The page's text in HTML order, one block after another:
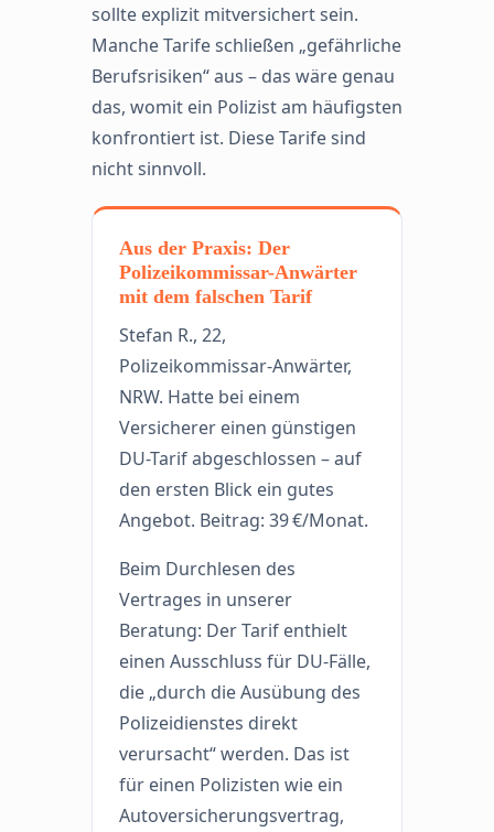
sollte explizit mitversichert sein.
Manche Tarife schließen „gefährliche
Berufsrisiken“ aus – das wäre genau
das, womit ein Polizist am häufigsten
konfrontiert ist. Diese Tarife sind
nicht sinnvoll.
Aus der Praxis: Der
Polizeikommissar-Anwärter
mit dem falschen Tarif
Stefan R., 22,
Polizeikommissar-Anwärter,
NRW. Hatte bei einem
Versicherer einen günstigen
DU-Tarif abgeschlossen – auf
den ersten Blick ein gutes
Angebot. Beitrag: 39 €/Monat.
Beim Durchlesen des
Vertrages in unserer
Beratung: Der Tarif enthielt
einen Ausschluss für DU-Fälle,
die „durch die Ausübung des
Polizeidienstes direkt
verursacht“ werden. Das ist
für einen Polizisten wie ein
Autoversicherungsvertrag,